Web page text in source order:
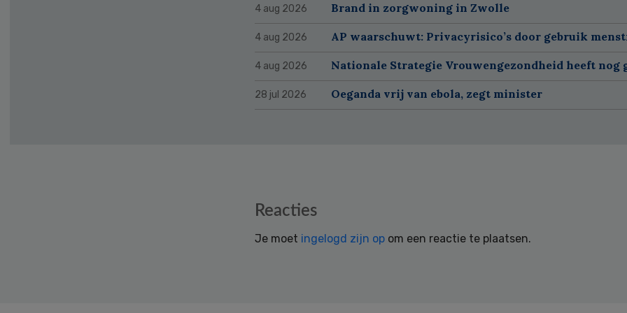
4 aug 2026 Brand in zorgwoning in Zwolle
4 aug 2026 AP waarschuwt: Privacyrisico’s door gebruik
4 aug 2026 Nationale Strategie Vrouwengezondheid heeft nog
28 jul 2026 Oeganda vrij van ebola, zegt minister
Reacties
Je moet ingelogd zijn op om een reactie te plaatsen.